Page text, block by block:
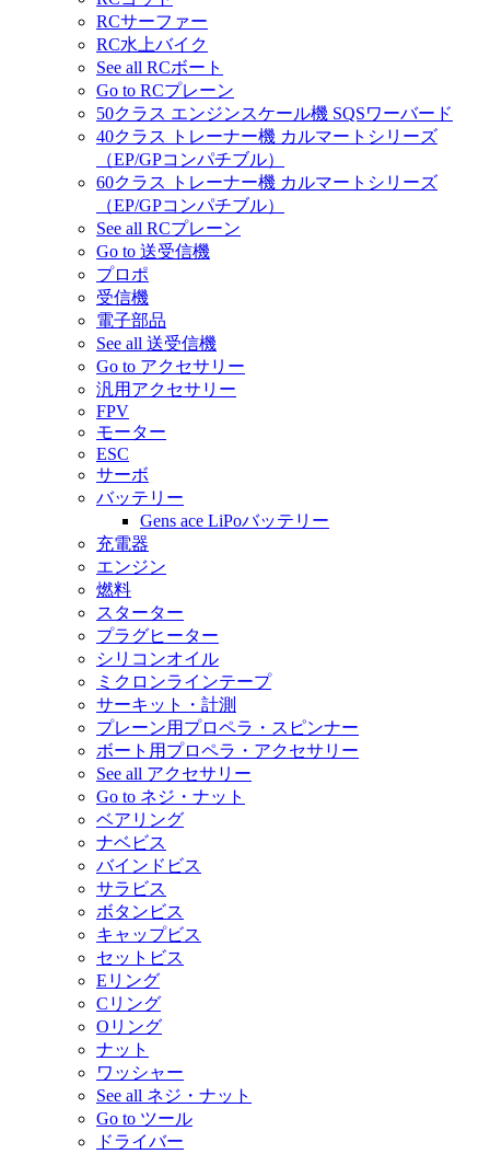
RCサーファー
RC水上バイク
See all RCボート
Go to RCプレーン
50クラス エンジンスケール機 SQSワーバード
40クラス トレーナー機 カルマートシリーズ
（EP/GPコンパチブル）
60クラス トレーナー機 カルマートシリーズ
（EP/GPコンパチブル）
See all RCプレーン
Go to 送受信機
プロポ
受信機
電子部品
See all 送受信機
Go to アクセサリー
汎用アクセサリー
FPV
モーター
ESC
サーボ
バッテリー
Gens ace LiPoバッテリー
充電器
エンジン
燃料
スターター
プラグヒーター
シリコンオイル
ミクロンラインテープ
サーキット・計測
プレーン用プロペラ・スピンナー
ボート用プロペラ・アクセサリー
See all アクセサリー
Go to ネジ・ナット
ベアリング
ナベビス
バインドビス
サラビス
ボタンビス
キャップビス
セットビス
Eリング
Cリング
Oリング
ナット
ワッシャー
See all ネジ・ナット
Go to ツール
ドライバー